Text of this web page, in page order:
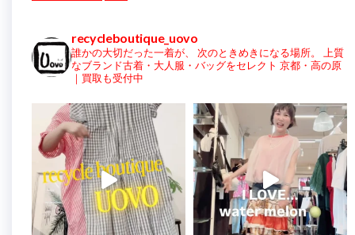
recycleboutique_uovo
誰かの大切だった一着が、 次のときめきになる場所。
上質
なブランド古着・大人服・バッグをセレクト 京都・高の原
｜買取も受付中